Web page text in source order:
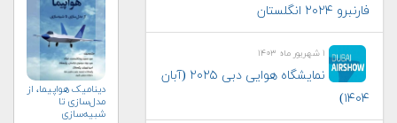
فارنبرو ۲۰۲۴ انگلستان
۱ شهریور ماه ۱۴۰۳
نمایشگاه هوایی دبی ۲۰۲۵ (آبان
۱۴۰۴)
دینامیک هواپیما، از
مدل‌سازی تا
شبیه‌سازی